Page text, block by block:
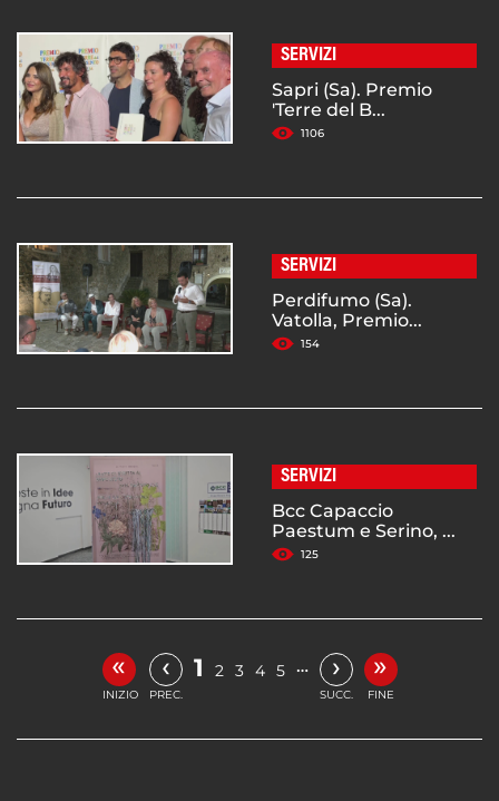
SERVIZI
Sapri (Sa). Premio
'Terre del B...
1106
SERVIZI
Perdifumo (Sa).
Vatolla, Premio...
154
SERVIZI
Bcc Capaccio
Paestum e Serino, ...
125
«
INIZIO
‹
PREC.
1 2 3 4 5 … ›
SUCC.
»
FINE